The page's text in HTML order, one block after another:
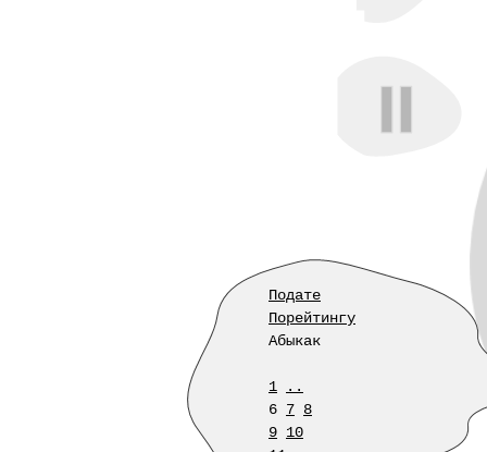
Подате
Порейтингу
Абыкак
1
..
6 7 8
9 10